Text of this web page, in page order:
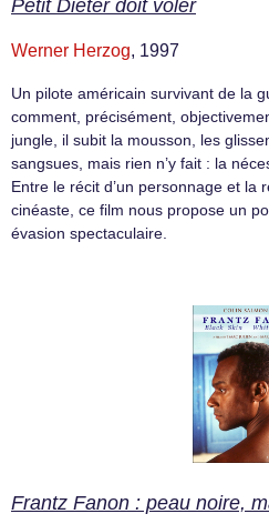
Petit Dieter doit voler
Werner Herzog, 1997
Un pilote américain survivant de la
comment, précisément,
jungle, il subit la mousson, les
sangsues, mais rien n’y fait : la
Entre le récit d’un personnage et la
cinéaste, ce film nous propose un
évasion spectaculaire.
Frantz Fanon : peau noire,